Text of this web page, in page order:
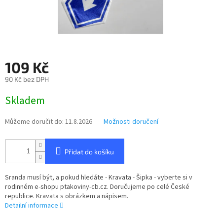
109 Kč
90 Kč bez DPH
cena:
Skladem
Můžeme doručit do: 11.8.2026 Možnosti doručení
Přidat do košíku
Sranda musí být, a pokud hledáte - Kravata - Šipka - vyberte si v
rodinném e-shopu ptakoviny-cb.cz. Doručujeme po celé České
republice. Kravata s obrázkem a nápisem.
Detailní informace